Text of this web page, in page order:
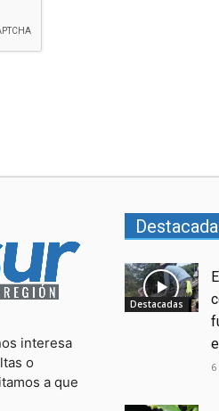
interesa
o
a que
Destacadas